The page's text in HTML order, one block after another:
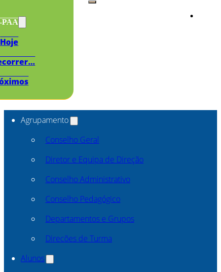
PAA
Hoje
Agrupamento
Conselho Geral
Diretor e Equipa de Direção
Conselho Administrativo
Conselho Pedagógico
Departamentos e Grupos
Direcões de Turma
Alunos